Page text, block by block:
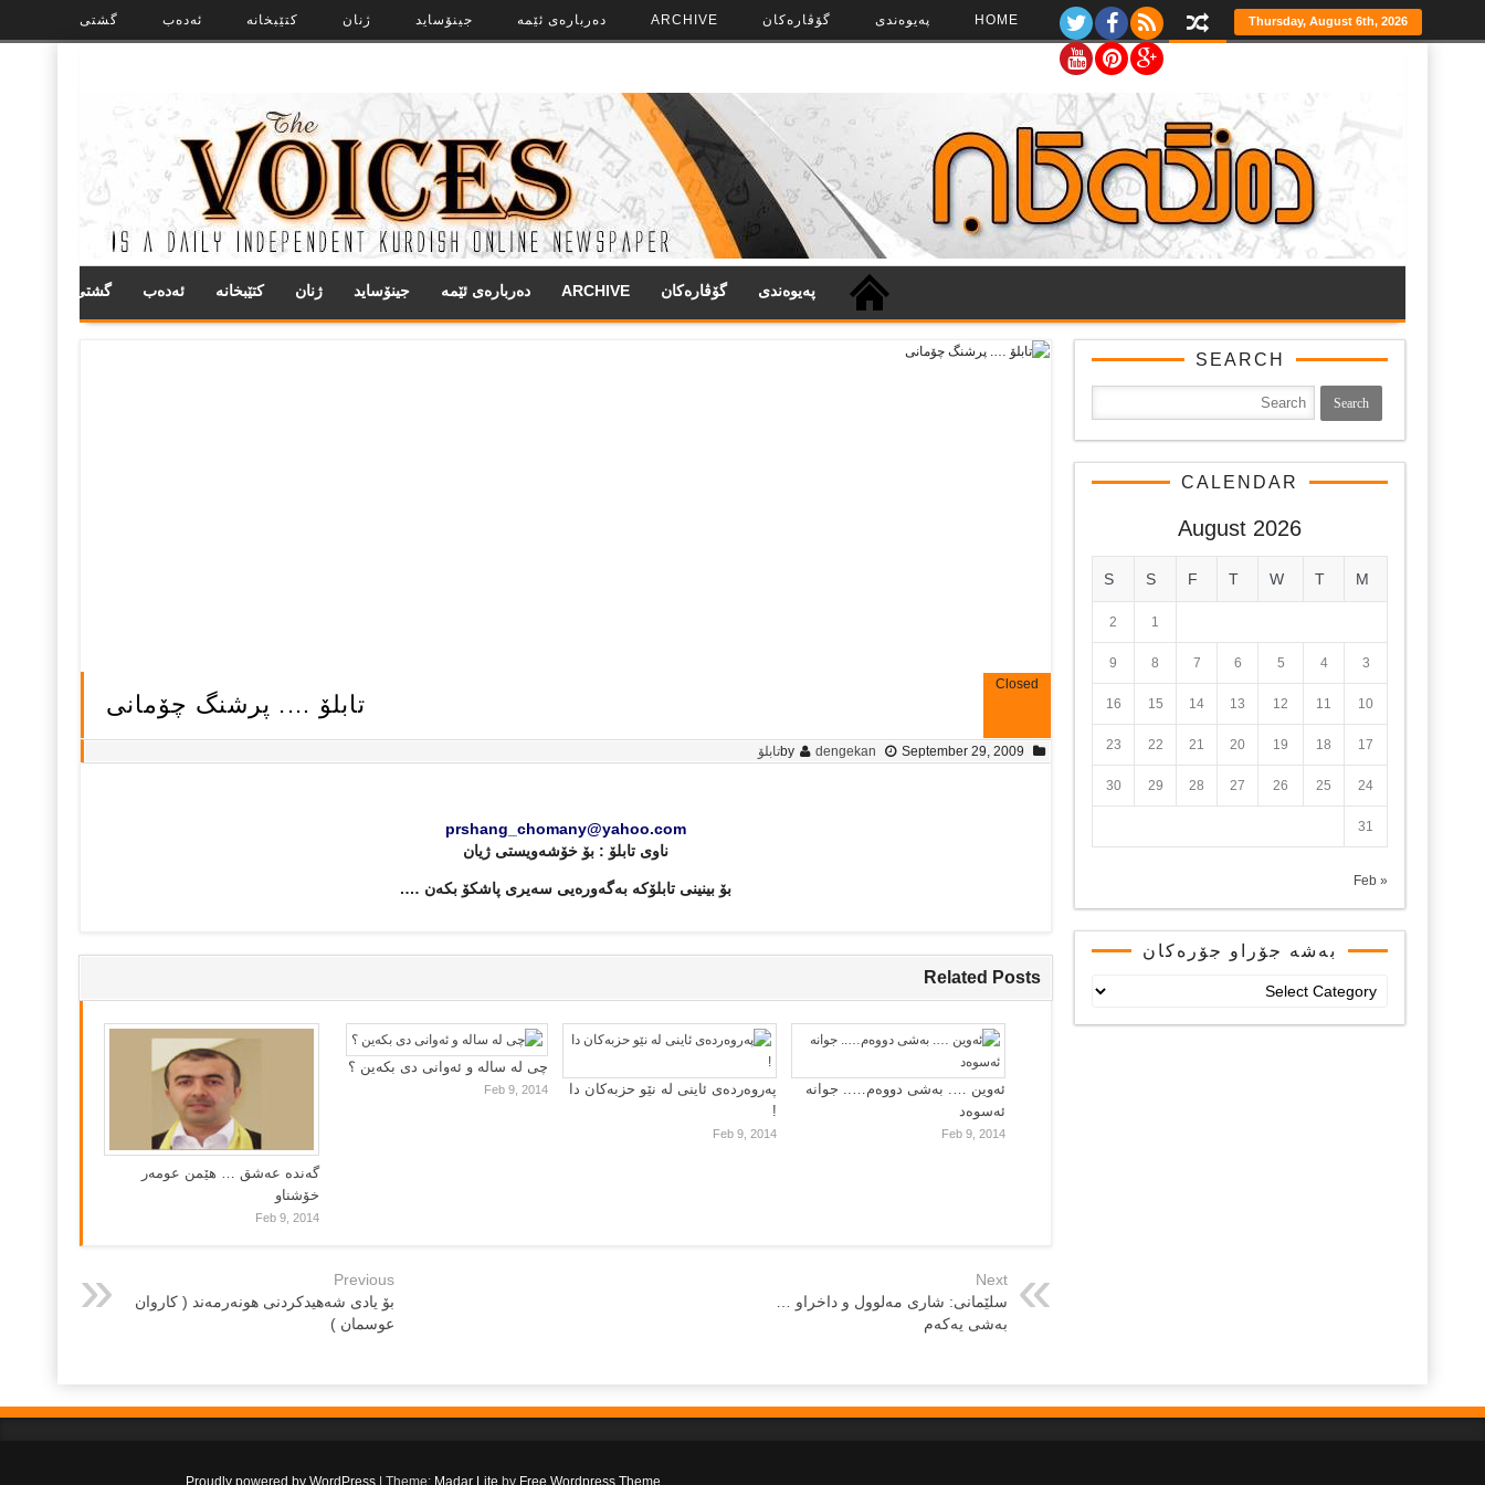
گشتی ئەدەب کتێبخانە ژنان جینۆساید ده‌رباره‌ی ئێمه ARCHIVE گۆڤاره‌کان په‌‌یوه‌ندی HOME Thursday, August 6th, 2026
گشتی ئەدەب کتێبخانە ژنان جینۆساید ده‌رباره‌ی ئێمه ARCHIVE گۆڤاره‌کان په‌‌یوه‌ندی
تابلۆ …. پرشنگ چۆمانی
Closed
by dengekan September 29, 2009 تابلۆ
prshang_chomany@yahoo.com
ناوی تابلۆ : بۆ خۆشه‌ویستی ژیان
بۆ بینینی تابلۆکه‌ به‌گه‌وره‌یی سه‌یری پاشکۆ بکه‌ن ….
Related Posts
گه‌نده‌ عه‌شق … هێمن عومه‌ر
خۆشناو
Feb 9, 2014
چی لە سالە و ئەوانی دی بكەین ؟
Feb 9, 2014
پەروەردەی ئاینی لە نێو حزبەکان دا
!
Feb 9, 2014
ئەوین …. بەشی دووەم….. جوانە
ئەسوەد
Feb 9, 2014
Previous
بۆ یادى شەهیدکردنى هونەرمەند ( کاروان
عوسمان )
Next
سلێمانی: شاری مه‌لوول و داخراو …
به‌شی یه‌كه‌م
SEARCH
CALENDAR
August 2026
M
T
W
T
F
S
S
1
2
3
4
5
6
7
8
9
10
11
12
13
14
15
16
17
18
19
20
21
22
23
24
25
26
27
28
29
30
31
« Feb
بەشە جۆراو جۆرەکان
جۆرەکان
Proudly powered by WordPress Theme: Madar Lite by Free Wordpress Theme